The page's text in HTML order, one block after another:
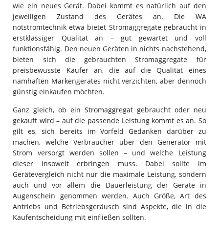
wie ein neues Gerät. Dabei kommt es natürlich auf den
jeweiligen Zustand des Gerätes an. Die WA
notstromtechnik etwa bietet Stromaggregate gebraucht in
erstklassiger Qualität an – gut gewartet und voll
funktionsfähig. Den neuen Geräten in nichts nachstehend,
bieten sich die gebrauchten Stromaggregate für
preisbewusste Käufer an, die auf die Qualität eines
namhaften Markengerätes nicht verzichten, aber dennoch
günstig einkaufen möchten.
Ganz gleich, ob ein Stromaggregat gebraucht oder neu
gekauft wird – auf die passende Leistung kommt es an. So
gilt es, sich bereits im Vorfeld Gedanken darüber zu
machen, welche Verbraucher über den Generator mit
Strom versorgt werden sollen – und welche Leistung
dieser insoweit erbringen muss. Dabei sollte im
Gerätevergleich nicht nur die maximale Leistung, sondern
auch und vor allem die Dauerleistung der Geräte in
Augenschein genommen werden. Auch Größe, Art des
Antriebs und Betriebsgeräusch sind Aspekte, die in die
Kaufentscheidung mit einfließen sollten.